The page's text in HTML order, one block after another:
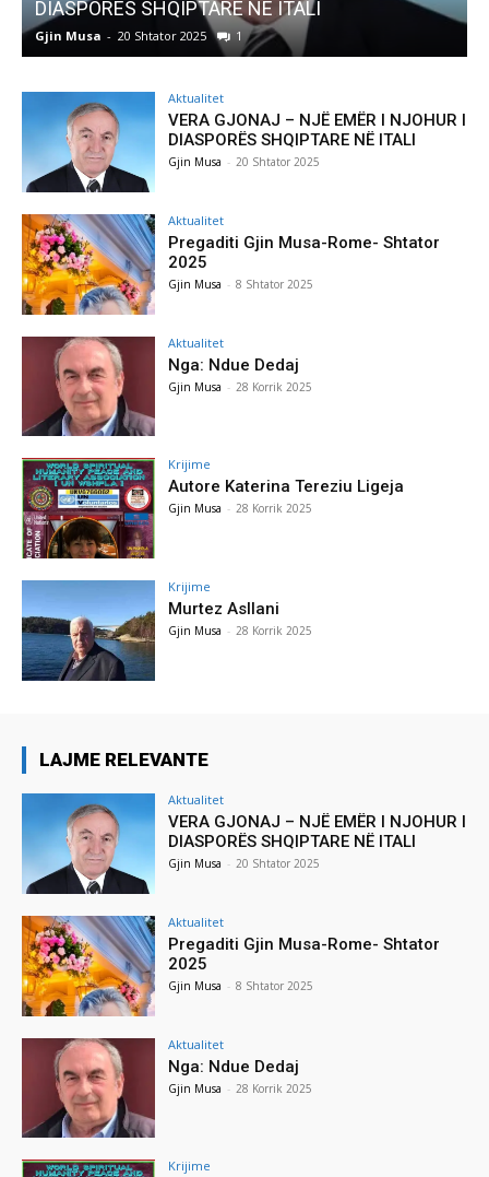
ITALI Pregaditi Gjin Musa-Rome-
Gjin Musa 8 Shtator 2025
Aktualitet
VERA GJONAJ – NJË EMËR I NJOHUR I
DIASPORËS SHQIPTARE NË ITALI
Gjin Musa - 20 Shtator 2025
Aktualitet
Pregaditi Gjin Musa-Rome- Shtator
2025
Gjin Musa - 8 Shtator 2025
Aktualitet
Nga: Ndue Dedaj
Gjin Musa - 28 Korrik 2025
Krijime
Autore Katerina Tereziu Ligeja
Gjin Musa - 28 Korrik 2025
Krijime
Murtez Asllani
Gjin Musa - 28 Korrik 2025
LAJME RELEVANTE
Aktualitet
VERA GJONAJ – NJË EMËR I NJOHUR I
DIASPORËS SHQIPTARE NË ITALI
Gjin Musa - 20 Shtator 2025
Aktualitet
Pregaditi Gjin Musa-Rome- Shtator
2025
Gjin Musa - 8 Shtator 2025
Aktualitet
Nga: Ndue Dedaj
Gjin Musa - 28 Korrik 2025
Krijime